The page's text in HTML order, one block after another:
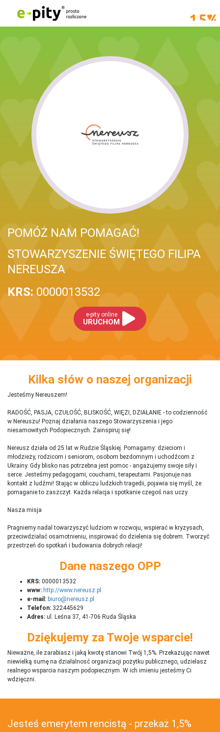
POMÓŻ NAM POMAGAĆ!
STOWARZYSZENIE ŚWIĘTEGO FILIPA
NEREUSZA
KRS: 0000013532
e-pity online
URUCHOM
Kilka słów o naszej organizacji
Jesteśmy Nereuszem!
RADOŚĆ, PASJA, CZUŁOŚĆ, BLISKOŚĆ, WIĘZI, DZIAŁANIE - to codzienność
w Nereuszu! Poznaj działania naszego Stowarzyszenia i jego
niesamowitych Podopiecznych. Zainspiruj się!
Nereusz działa od 25 lat w Rudzie Śląskiej. Pomagamy: dzieciom i
młodzieży, rodzicom i seniorom, osobom bezdomnym i uchodźcom z
Ukrainy. Gdy blisko nas potrzebna jest pomoc - angażujemy swoje siły i
serce. Jesteśmy pedagogami, couchami, terapeutami. Pasjonuje nas
kontakt z ludźmi! Stając w obliczu ludzkich tragedii, pojawia się myśl, że
pomaganie to zaszczyt. Każda relacja i spotkanie czegoś nas uczy.
Nasza misja
Pragniemy nadal towarzyszyć ludziom w rozwoju, wspierać w kryzysach,
przeciwdziałać osamotnieniu, inspirować do dzielenia się dobrem. Tworzyć
przestrzeń do spotkań i budowania dobrych relacji!
Dane naszego OPP
KRS: 0000013532
www: http://www.nereusz.pl
e-mail: biuro@nereusz.pl
Telefon: 322445629
Adres: ul. Leśna 37, 41-706 Ruda Śląska
Dziękujemy za Twoje wsparcie!
Nieważne, ile zarabiasz i jaką kwotę stanowi Twój 1,5%. Przekazując nawet
niewielką sumę na działalnosć organizacji pożytku publicznego, udzielasz
realnego wsparcia naszym podopiecznym. W ich imieniu jesteśmy Ci
wdzięczni.
Jesteś emerytem rencistą - przekaż 1,5%